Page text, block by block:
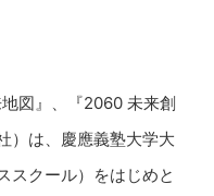
図』、『2060 未来創
）は、慶應義塾大学大
スクール）をはじめと